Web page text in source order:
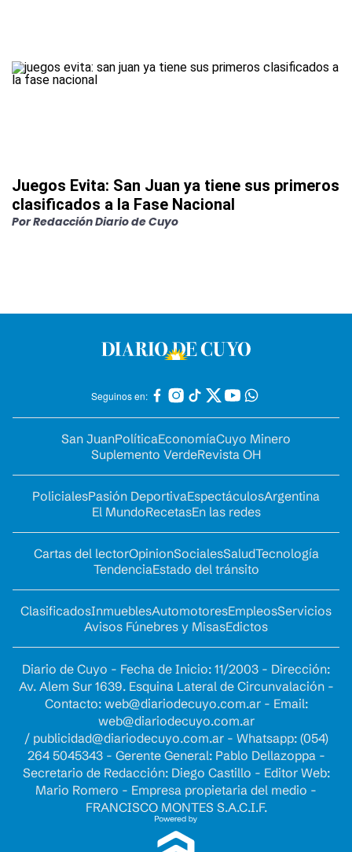
Juegos Evita: San Juan ya tiene sus primeros
clasificados a la Fase Nacional
PorRedacción Diario de Cuyo
Seguinos en:
San JuanPolíticaEconomíaCuyo Minero
Suplemento VerdeRevista OH
PolicialesPasión DeportivaEspectáculosArgentina
El MundoRecetasEn las redes
Cartas del lectorOpinionSocialesSaludTecnología
TendenciaEstado del tránsito
ClasificadosInmueblesAutomotoresEmpleosServicios
Avisos Fúnebres y MisasEdictos
Diario de Cuyo - Fecha de Inicio: 11/2003 - Dirección:
Av. Alem Sur 1639. Esquina Lateral de Circunvalación -
Contacto: web@diariodecuyo.com.ar- Email:
web@diariodecuyo.com.ar
/ publicidad@diariodecuyo.com.ar- Whatsapp: (054)
264 5045343 - Gerente General: Pablo Dellazoppa -
Secretario de Redacción: Diego Castillo - Editor Web:
Mario Romero - Empresa propietaria del medio -
FRANCISCO MONTES S.A.C.I.F.